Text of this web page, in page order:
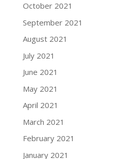
October 2021
September 2021
August 2021
July 2021
June 2021
May 2021
April 2021
March 2021
February 2021
January 2021